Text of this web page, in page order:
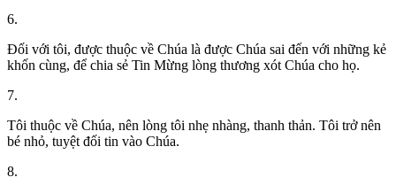
6.
Đối với tôi, được thuộc về Chúa là được Chúa sai đến với những kẻ
khốn cùng, để chia sẻ Tin Mừng lòng thương xót Chúa cho họ.
7.
Tôi thuộc về Chúa, nên lòng tôi nhẹ nhàng, thanh thản. Tôi trở nên
bé nhỏ, tuyệt đối tin vào Chúa.
8.